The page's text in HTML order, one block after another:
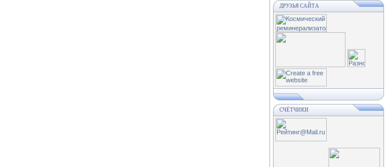
ДРУЗЬЯ САЙТА
СЧЁТЧИКИ